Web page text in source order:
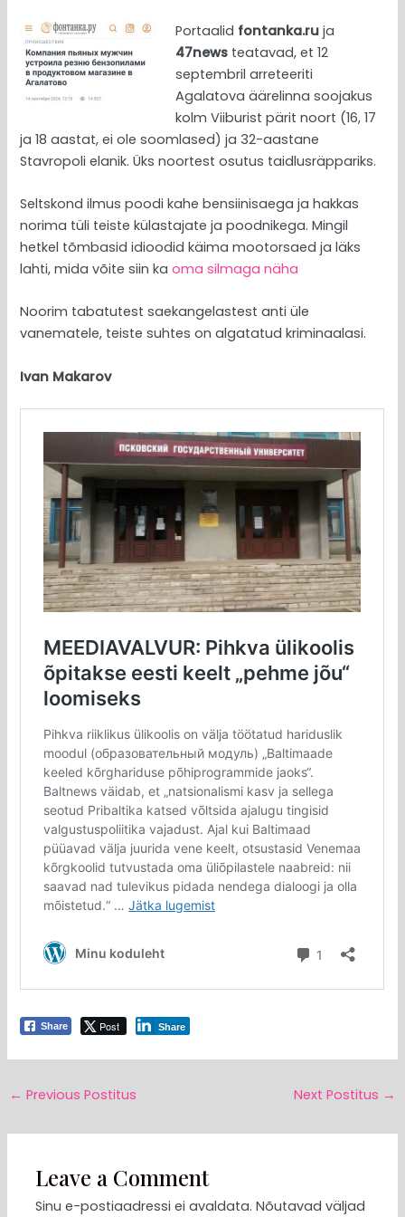
Portaalid fontanka.ru ja
47news teatavad, et 12
septembril arreteeriti
Agalatova äärelinna soojakus
kolm Viiburist pärit noort (16, 17
ja 18 aastat, ei ole soomlased) ja 32-aastane
Stavropoli elanik. Üks noortest osutus taidlusräppariks.
Seltskond ilmus poodi kahe bensiinisaega ja hakkas
norima tüli teiste külastajate ja poodnikega. Mingil
hetkel tõmbasid idioodid käima mootorsaed ja läks
lahti, mida võite siin kaoma silmaga näha
Noorim tabatutest saekangelastest anti üle
vanematele, teiste suhtes on algatatud kriminaalasi.
Ivan Makarov
Share Post Share
← Previous Postitus Next Postitus →
Leave a Comment
Sinu e-postiaadressi ei avaldata. Nõutavad väljad